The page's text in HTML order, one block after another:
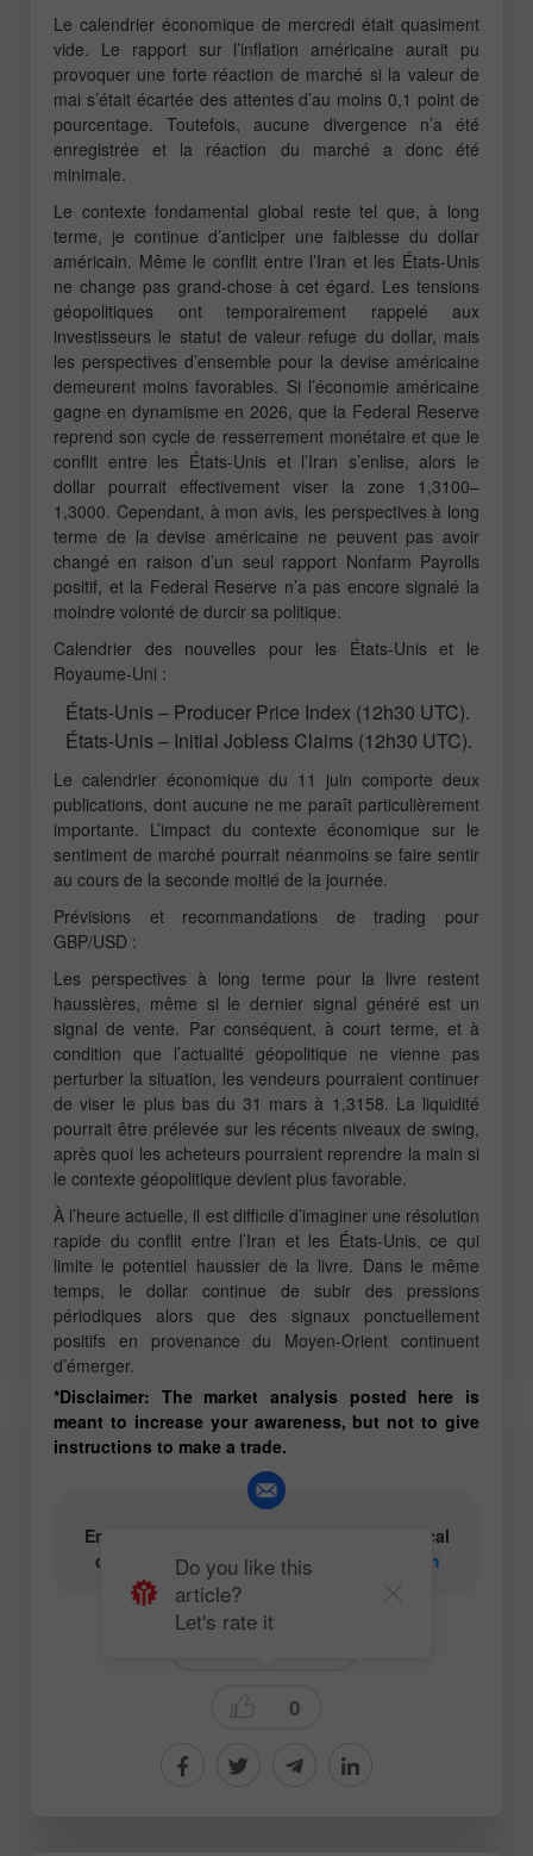
Le calendrier économique de mercredi était quasiment
vide. Le rapport sur l’inflation américaine aurait pu
provoquer une forte réaction de marché si la valeur de
mai s’était écartée des attentes d’au moins 0,1 point de
pourcentage. Toutefois, aucune divergence n’a été
enregistrée et la réaction du marché a donc été
minimale.
Le contexte fondamental global reste tel que, à long
terme, je continue d’anticiper une faiblesse du dollar
américain. Même le conflit entre l’Iran et les États-Unis
ne change pas grand-chose à cet égard. Les tensions
géopolitiques ont temporairement rappelé aux
investisseurs le statut de valeur refuge du dollar, mais
les perspectives d’ensemble pour la devise américaine
demeurent moins favorables. Si l’économie américaine
gagne en dynamisme en 2026, que la Federal Reserve
reprend son cycle de resserrement monétaire et que le
conflit entre les États-Unis et l’Iran s’enlise, alors le
dollar pourrait effectivement viser la zone 1,3100–
1,3000. Cependant, à mon avis, les perspectives à long
terme de la devise américaine ne peuvent pas avoir
changé en raison d’un seul rapport Nonfarm Payrolls
positif, et la Federal Reserve n’a pas encore signalé la
moindre volonté de durcir sa politique.
Calendrier des nouvelles pour les États-Unis et le
Royaume-Uni :
États-Unis – Producer Price Index (12h30 UTC).
États-Unis – Initial Jobless Claims (12h30 UTC).
Le calendrier économique du 11 juin comporte deux
publications, dont aucune ne me paraît particulièrement
importante. L’impact du contexte économique sur le
sentiment de marché pourrait néanmoins se faire sentir
au cours de la seconde moitié de la journée.
Prévisions et recommandations de trading pour
GBP/USD :
Les perspectives à long terme pour la livre restent
haussières, même si le dernier signal généré est un
signal de vente. Par conséquent, à court terme, et à
condition que l’actualité géopolitique ne vienne pas
perturber la situation, les vendeurs pourraient continuer
de viser le plus bas du 31 mars à 1,3158. La liquidité
pourrait être prélevée sur les récents niveaux de swing,
après quoi les acheteurs pourraient reprendre la main si
le contexte géopolitique devient plus favorable.
À l’heure actuelle, il est difficile d’imaginer une résolution
rapide du conflit entre l’Iran et les États-Unis, ce qui
limite le potentiel haussier de la livre. Dans le même
temps, le dollar continue de subir des pressions
périodiques alors que des signaux ponctuellement
positifs en provenance du Moyen-Orient continuent
d’émerger.
*Disclaimer: The market analysis posted here is
meant to increase your awareness, but not to give
instructions to make a trade.
Email for authors of text and video analytical
content:
content-authors@instaforex.com
0
Do you like this
article?
Let's rate it